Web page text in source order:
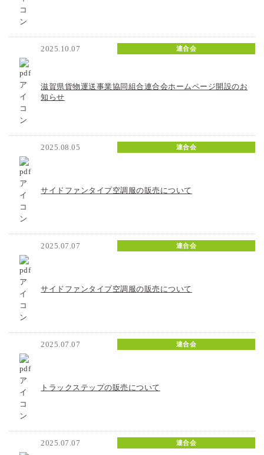
2025.10.07 連合会
滋賀県貨物運送事業協同組合連合会ホームページ開設のお
知らせ
2025.08.05 連合会
サイドファンタイプ空調服の販売について
2025.07.07 連合会
サイドファンタイプ空調服の販売について
2025.07.07 連合会
トラックステップの販売について
2025.07.07 連合会